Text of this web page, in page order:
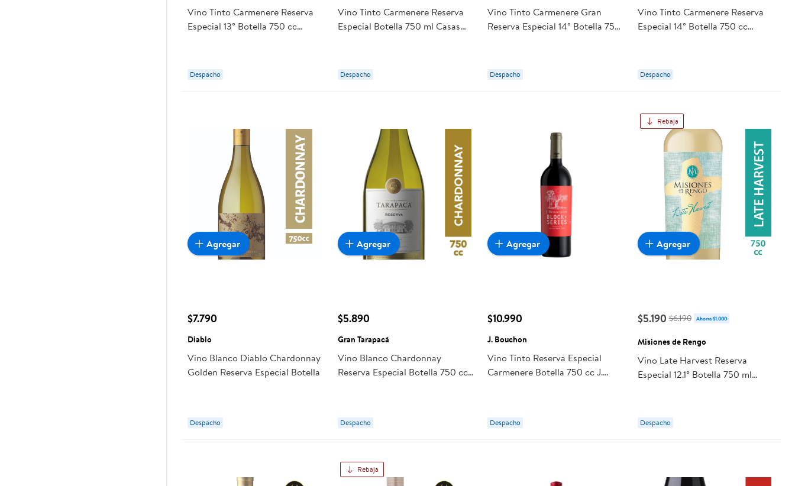
Vino Tinto Carmenere Reserva
Especial 13° Botella 750 cc
Despacho
Vino Tinto Carmenere Reserva
Especial Botella 750 ml Casas
Despacho
Vino Tinto Carmenere Gran
Reserva Especial 14° Botella 750
Despacho
Vino Tinto Carmenere Reserva
Especial 14° Botella 750 cc
Despacho
$7.790
Diablo
Vino Blanco Diablo Chardonnay
Golden Reserva Especial Botella
Despacho
Agregar
$5.890
Gran Tarapacá
Vino Blanco Chardonnay
Reserva Especial Botella 750 cc
Despacho
Agregar
$10.990
J. Bouchon
Vino Tinto Reserva Especial
Carmenere Botella 750 cc J.
Despacho
Agregar
Rebaja
$5.190 $6.190 Ahorra $1.000
Misiones de Rengo
Vino Late Harvest Reserva
Especial 12.1° Botella 750 ml
Despacho
Agregar
Rebaja